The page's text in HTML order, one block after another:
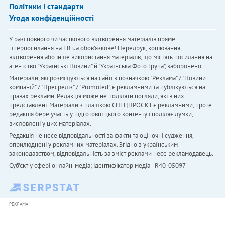
Політики і стандарти
Угода конфіденційності
У разі повного чи часткового відтворення матеріалів пряме
гіперпосилання на LB.ua обов'язкове! Передрук, копіювання,
відтворення або інше використання матеріалів, що містять посилання на
агентство "Українськi Новини" й "Українська Фото Група", заборонено.
Матеріали, які розміщуються на сайті з позначкою "Реклама" / "Новини
компаній" / "Пресреліз" / "Promoted", є рекламними та публікуються на
правах реклами. Редакція може не поділяти погляди, які в них
представлені. Матеріали з плашкою СПЕЦПРОЄКТ є рекламними, проте
редакція бере участь у підготовці цього контенту і поділяє думки,
висловлені у цих матеріалах.
Редакція не несе відповідальності за факти та оціночні судження,
оприлюднені у рекламних матеріалах. Згідно з українським
законодавством, відповідальність за зміст реклами несе рекламодавець.
Cуб'єкт у сфері онлайн-медіа; ідентифікатор медіа - R40-05097
РЕКЛАМА